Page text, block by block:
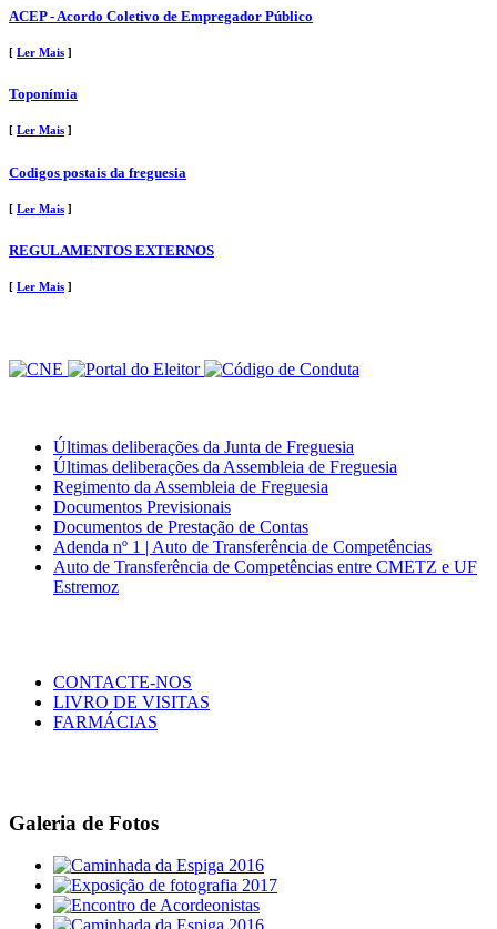
ACEP - Acordo Coletivo de Empregador Público
[ Ler Mais ]
Toponímia
[ Ler Mais ]
Codigos postais da freguesia
[ Ler Mais ]
REGULAMENTOS EXTERNOS
[ Ler Mais ]
Últimas deliberações da Junta de Freguesia
Últimas deliberações da Assembleia de Freguesia
Regimento da Assembleia de Freguesia
Documentos Previsionais
Documentos de Prestação de Contas
Adenda nº 1 | Auto de Transferência de Competências
Auto de Transferência de Competências entre CMETZ e UF
Estremoz
CONTACTE-NOS
LIVRO DE VISITAS
FARMÁCIAS
Galeria de Fotos